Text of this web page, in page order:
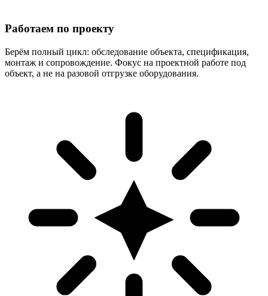
Работаем по проекту
Берём полный цикл: обследование объекта, спецификация,
монтаж и сопровождение. Фокус на проектной работе под
объект, а не на разовой отгрузке оборудования.